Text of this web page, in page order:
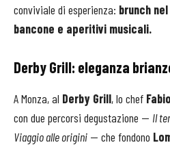
conviviale di esperienza: brunch
bancone e aperitivi musicali.
Derby Grill: eleganza
A Monza, al Derby Grill, lo chef
con due percorsi degustazione — Il
Viaggio alle origini — che fondono